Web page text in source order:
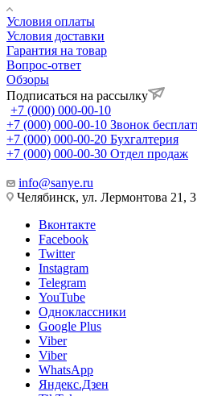
Условия оплаты
Условия доставки
Гарантия на товар
Вопрос-ответ
Обзоры
Подписаться на рассылку
+7 (000) 000-00-10
+7 (000) 000-00-10 Звонок
+7 (000) 000-00-20 Бухгалтерия
+7 (000) 000-00-30 Отдел продаж
info@sanye.ru
Челябинск, ул. Лермонтова 21,
Вконтакте
Facebook
Twitter
Instagram
Telegram
YouTube
Одноклассники
Google Plus
Viber
Viber
WhatsApp
Яндекс.Дзен